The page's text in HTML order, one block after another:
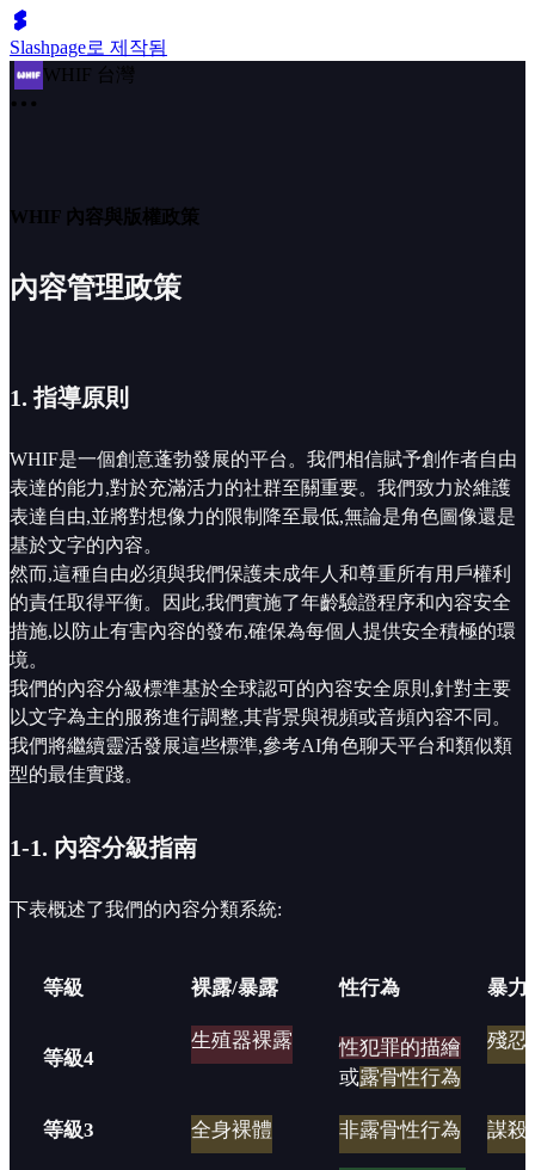
Slashpage로 제작됨
WHIF 台灣
WHIF 內容與版權政策
內容管理政策
1. 指導原則
WHIF是一個創意蓬勃發展的平台。我們相信賦予創作者自由
表達的能力,對於充滿活力的社群至關重要。我們致力於維護
表達自由,並將對想像力的限制降至最低,無論是角色圖像還是
基於文字的內容。
然而,這種自由必須與我們保護未成年人和尊重所有用戶權利
的責任取得平衡。因此,我們實施了年齡驗證程序和內容安全
措施,以防止有害內容的發布,確保為每個人提供安全積極的環
境。
我們的內容分級標準基於全球認可的內容安全原則,針對主要
以文字為主的服務進行調整,其背景與視頻或音頻內容不同。
我們將繼續靈活發展這些標準,參考AI角色聊天平台和類似類
型的最佳實踐。
1-1. 內容分級指南
下表概述了我們的內容分類系統:
等級 裸露/暴露 性行為 暴力
等級4
生殖器裸露
性犯罪的描繪
或露骨性行為
殘忍
等級3 全身裸體 非露骨性行為 謀殺